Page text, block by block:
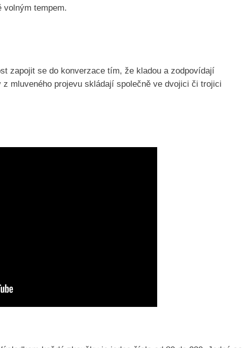
volným tempem.
zapojit se do konverzace tím, že kladou a zodpovídají
mluveného projevu skládají společně ve dvojici či trojici